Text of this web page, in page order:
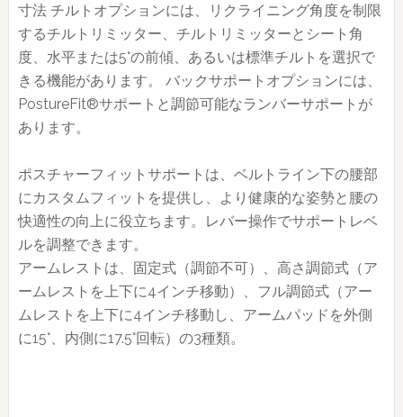
寸法 チルトオプションには、リクライニング角度を制限
するチルトリミッター、チルトリミッターとシート角
度、水平または5°の前傾、あるいは標準チルトを選択で
きる機能があります。 バックサポートオプションには、
PostureFit®サポートと調節可能なランバーサポートが
あります。
ポスチャーフィットサポートは、ベルトライン下の腰部
にカスタムフィットを提供し、より健康的な姿勢と腰の
快適性の向上に役立ちます。レバー操作でサポートレベ
ルを調整できます。
アームレストは、固定式（調節不可）、高さ調節式（ア
ームレストを上下に4インチ移動）、フル調節式（アー
ムレストを上下に4インチ移動し、アームパッドを外側
に15°、内側に17.5°回転）の3種類。